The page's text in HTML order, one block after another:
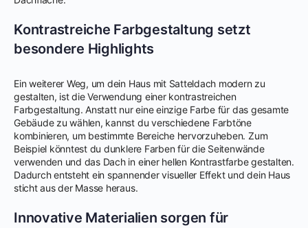
Kontrastreiche Farbgestaltung setzt
besondere Highlights
Ein weiterer Weg, um dein Haus mit Satteldach modern zu
gestalten, ist die Verwendung einer kontrastreichen
Farbgestaltung. Anstatt nur eine einzige Farbe für das gesamte
Gebäude zu wählen, kannst du verschiedene Farbtöne
kombinieren, um bestimmte Bereiche hervorzuheben. Zum
Beispiel könntest du dunklere Farben für die Seitenwände
verwenden und das Dach in einer hellen Kontrastfarbe gestalten.
Dadurch entsteht ein spannender visueller Effekt und dein Haus
sticht aus der Masse heraus.
Innovative Materialien sorgen für